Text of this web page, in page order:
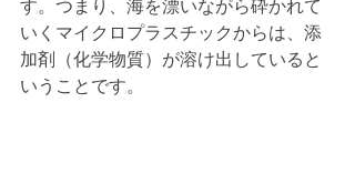
す。つまり、海を漂いながら砕かれて
いくマイクロプラスチックからは、添
加剤（化学物質）が溶け出していると
いうことです。